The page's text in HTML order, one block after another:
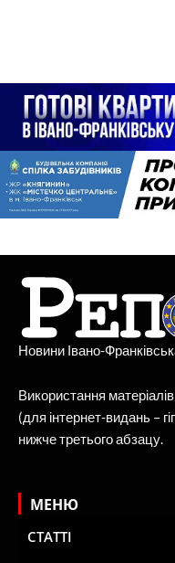
Новини Івано-
Використання
(для інтернет-видань –
нижче третього абзацу.
МЕНЮ
СТАТТІ